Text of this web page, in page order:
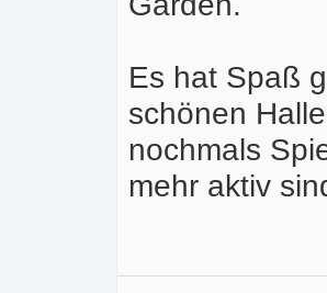
Es hat Spaß
schönen
nochmals
mehr aktiv